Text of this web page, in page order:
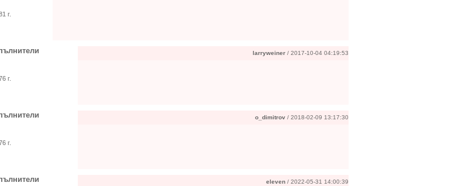
г.
г.
larryweiner / 2017-10-04 04:19:53
г.
o_dimitrov / 2018-02-09 13:17:30
eleven / 2022-05-31 14:00:39